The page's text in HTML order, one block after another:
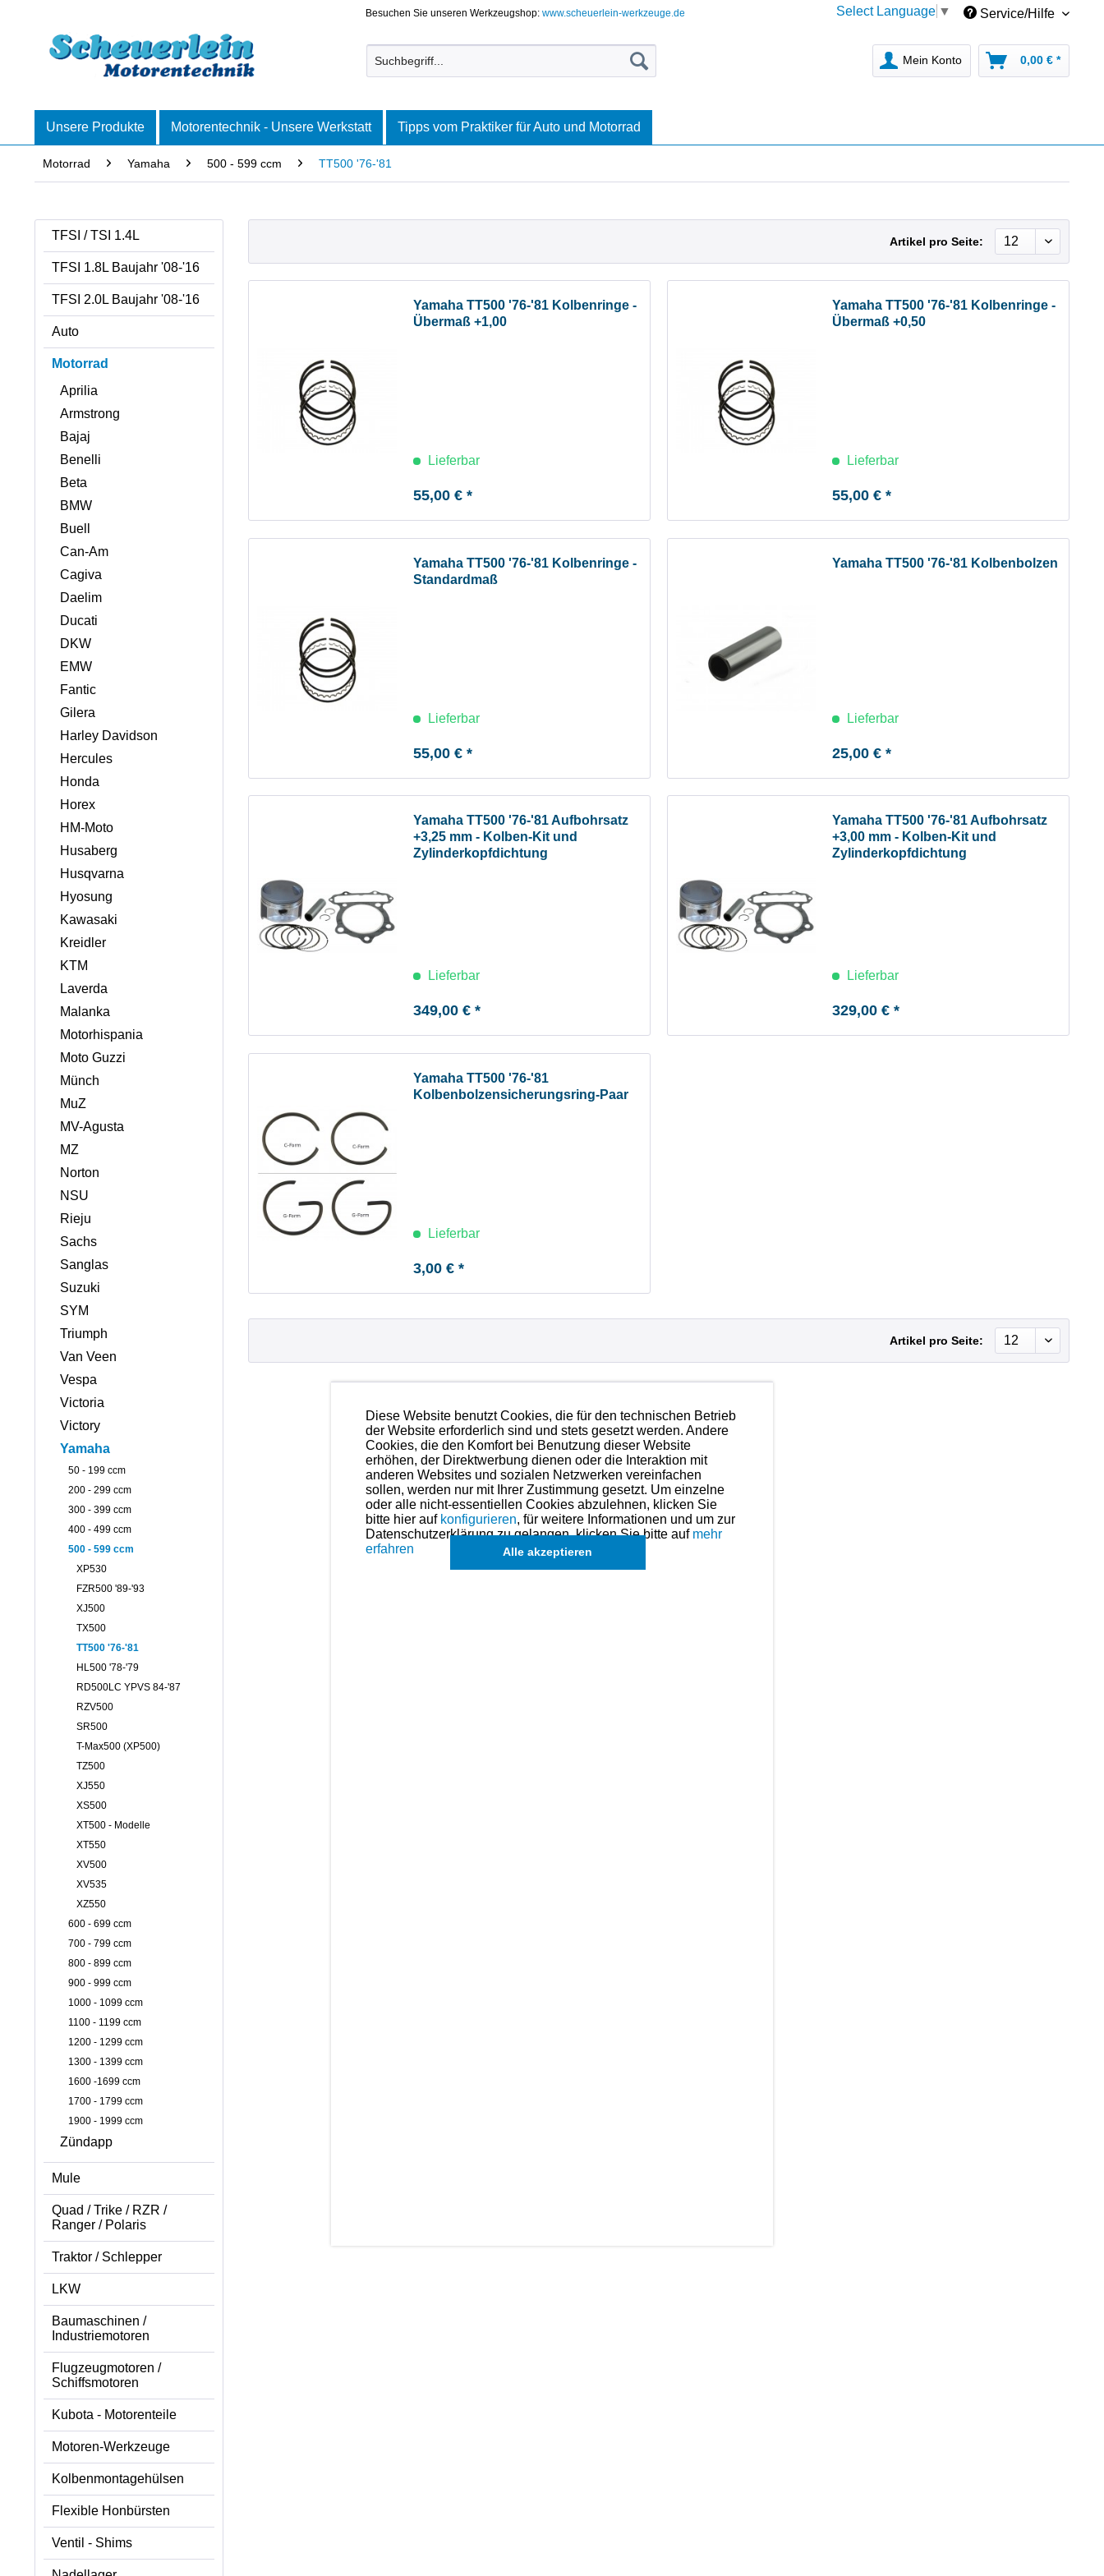
Besuchen Sie unseren Werkzeugshop:www.scheuerlein-werkzeuge.de Select Language ▼ Service/Hilfe
Mein Konto 0,00 € *
Unsere Produkte Motorentechnik - Unsere Werkstatt Tipps vom Praktiker für Auto und Motorrad
Motorrad Yamaha 500 - 599 ccm TT500 '76-'81
TFSI / TSI 1.4L
TFSI 1.8L Baujahr '08-'16
TFSI 2.0L Baujahr '08-'16
Auto
Motorrad
Aprilia
Armstrong
Bajaj
Benelli
Beta
BMW
Buell
Can-Am
Cagiva
Daelim
Ducati
DKW
EMW
Fantic
Gilera
Harley Davidson
Hercules
Honda
Horex
HM-Moto
Husaberg
Husqvarna
Hyosung
Kawasaki
Kreidler
KTM
Laverda
Malanka
Motorhispania
Moto Guzzi
Münch
MuZ
MV-Agusta
MZ
Norton
NSU
Rieju
Sachs
Sanglas
Suzuki
SYM
Triumph
Van Veen
Vespa
Victoria
Victory
Yamaha
50 - 199 ccm
200 - 299 ccm
300 - 399 ccm
400 - 499 ccm
500 - 599 ccm
XP530
FZR500 '89-'93
XJ500
TX500
TT500 '76-'81
HL500 '78-'79
RD500LC YPVS 84-'87
RZV500
SR500
T-Max500 (XP500)
TZ500
XJ550
XS500
XT500 - Modelle
XT550
XV500
XV535
XZ550
600 - 699 ccm
700 - 799 ccm
800 - 899 ccm
900 - 999 ccm
1000 - 1099 ccm
1100 - 1199 ccm
1200 - 1299 ccm
1300 - 1399 ccm
1600 -1699 ccm
1700 - 1799 ccm
1900 - 1999 ccm
Zündapp
Mule
Quad / Trike / RZR /
Ranger / Polaris
Traktor / Schlepper
LKW
Baumaschinen /
Industriemotoren
Flugzeugmotoren /
Schiffsmotoren
Kubota - Motorenteile
Motoren-Werkzeuge
Kolbenmontagehülsen
Flexible Honbürsten
Ventil - Shims
Artikel pro Seite:
Yamaha TT500 '76-'81 Kolbenringe -
Übermaß +1,00
Lieferbar
55,00 € *
Yamaha TT500 '76-'81 Kolbenringe -
Übermaß +0,50
Lieferbar
55,00 € *
Yamaha TT500 '76-'81 Kolbenringe -
Standardmaß
Lieferbar
55,00 € *
Yamaha TT500 '76-'81 Kolbenbolzen
Lieferbar
25,00 € *
Yamaha TT500 '76-'81 Aufbohrsatz
+3,25 mm - Kolben-Kit und
Zylinderkopfdichtung
Lieferbar
349,00 € *
Yamaha TT500 '76-'81 Aufbohrsatz
+3,00 mm - Kolben-Kit und
Zylinderkopfdichtung
Lieferbar
329,00 € *
Yamaha TT500 '76-'81
Kolbenbolzensicherungsring-Paar
Lieferbar
3,00 € *
Artikel pro Seite:
Diese Website benutzt Cookies, die für den technischen Betrieb
der Website erforderlich sind und stets gesetzt werden. Andere
Cookies, die den Komfort bei Benutzung dieser Website
erhöhen, der Direktwerbung dienen oder die Interaktion mit
anderen Websites und sozialen Netzwerken vereinfachen
sollen, werden nur mit Ihrer Zustimmung gesetzt. Um einzelne
oder alle nicht-essentiellen Cookies abzulehnen, klicken Sie
bitte hier auf konfigurieren, für weitere Informationen und um zur
Datenschutzerklärung zu gelangen, klicken Sie bitte auf mehr
erfahren
Alle akzeptieren